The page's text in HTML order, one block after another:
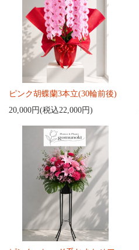
ピンク胡蝶蘭3本立(30輪前後)
20,000円(税込22,000円)